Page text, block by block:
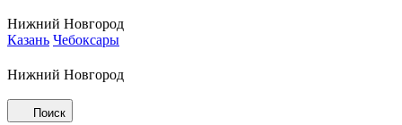
Нижний Новгород
Казань Чебоксары
Нижний Новгород
Поиск